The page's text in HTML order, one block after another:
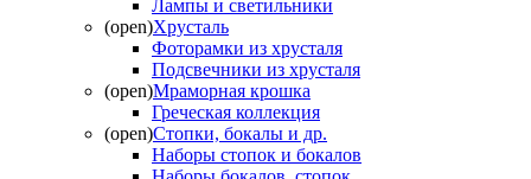
Лампы и светильники
(open)Хрусталь
Фоторамки из хрусталя
Подсвечники из хрусталя
(open)Мраморная крошка
Греческая коллекция
(open)Стопки, бокалы и др.
Наборы стопок и бокалов